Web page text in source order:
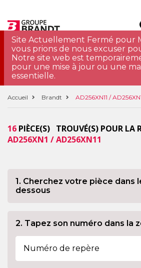
Site Actuellement Fermé pour
vous prions de nous excuser
Notre site web est
pour une mise à jour ou une
essentielle.
Accueil Brandt AD256XN11 /
16 PIÈCE(S) TROUVÉ(S) POUR LA
AD256XN1 / AD256XN11
1. Cherchez votre pièce dans
dessous
2. Tapez son numéro dans la